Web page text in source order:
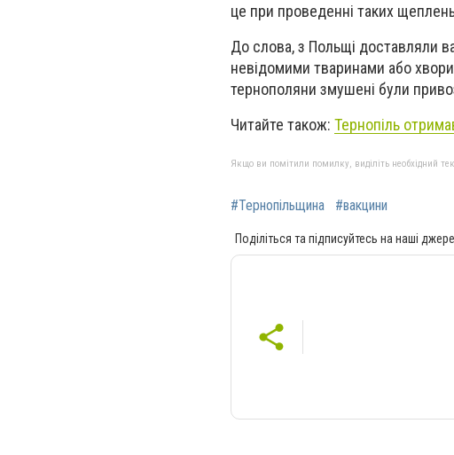
це при проведенні таких
До слова, з Польщі доставляли
невідомими тваринами або
тернополяни змушені були
Читайте також: Тернопіль
Якщо ви помітили помилку, виділіть необхідний
#Тернопільщина #вакцини
Поділіться та підписуйтесь на наші